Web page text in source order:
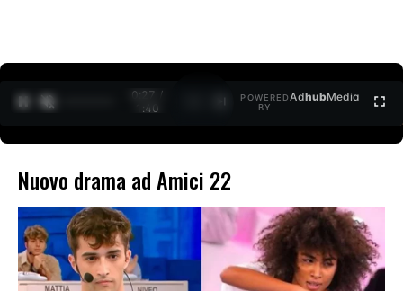
0:28 /
1:40
POWERED
BY
AdhubMedia
Nuovo drama ad Amici 22